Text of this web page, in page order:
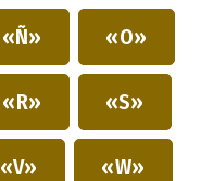
«Ñ» «O»
«R» «S»
«V» «W»